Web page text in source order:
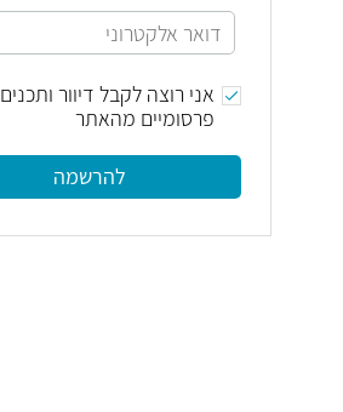
אני רוצה לקבל דיוור ותכנים
פרסומיים מהאתר
להרשמה